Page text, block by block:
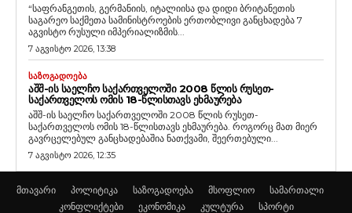
“საფრანგეთის, გერმანიის, იტალიისა და დიდი ბრიტანეთის
საგარეო საქმეთა სამინისტროების ერთობლივი განცხადება 7
აგვისტო რუსული იმპერიალიზმის...
7 აგვისტო 2026, 13:38
ᲡᲐᲖᲝᲒᲐᲓᲝᲔᲑᲐ
ᲐᲨᲨ-ᲘᲡ ᲡᲐᲔᲚᲩᲝ ᲡᲐᲥᲐᲠᲗᲕᲔᲚᲝᲨᲘ 2008 ᲬᲚᲘᲡ ᲠᲣᲡᲔᲗ-
ᲡᲐᲥᲐᲠᲗᲕᲔᲚᲝᲡ ᲝᲛᲘᲡ 18-ᲬᲚᲘᲡᲗᲐᲕᲡ ᲔᲮᲛᲐᲣᲠᲔᲑᲐ
აშშ-ის საელჩო საქართველოში 2008 წლის რუსეთ-
საქართველოს ომის 18-წლისთავს ეხმაურება. როგორც მათ მიერ
გავრცელებულ განცხადებაშია ნათქვამი, შეერთებული...
7 აგვისტო 2026, 12:35
მთავარი პოლიტიკა საზოგადოება მსოფლიო
სამართალი
კონფლიქტები
ეკონომიკა კულტურა სპორტი